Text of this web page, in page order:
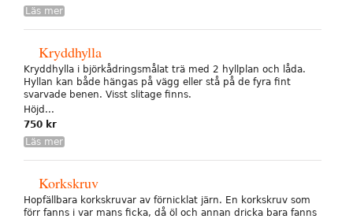
Läs mer
Kryddhylla
Kryddhylla i björkådringsmålat trä med 2 hyllplan och låda.
Hyllan kan både hängas på vägg eller stå på de fyra fint
svarvade benen. Visst slitage finns.
Höjd...
750 kr
Läs mer
Korkskruv
Hopfällbara korkskruvar av förnicklat järn. En korkskruv som
förr fanns i var mans ficka, då öl och annan dricka bara fanns